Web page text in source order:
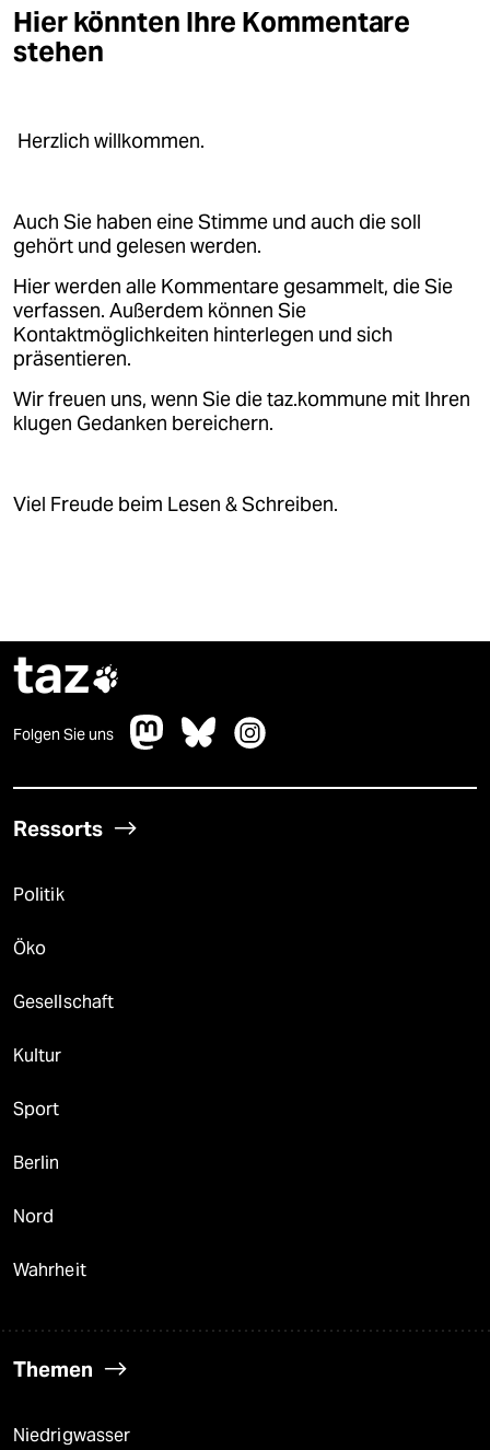
Hier könnten Ihre Kommentare
stehen
Herzlich willkommen.
Auch Sie haben eine Stimme und auch die soll
gehört und gelesen werden.
Hier werden alle Kommentare gesammelt, die Sie
verfassen. Außerdem können Sie
Kontaktmöglichkeiten hinterlegen und sich
präsentieren.
Wir freuen uns, wenn Sie die taz.kommune mit Ihren
klugen Gedanken bereichern.
Viel Freude beim Lesen & Schreiben.
taz
Folgen Sie uns
Ressorts
Politik
Öko
Gesellschaft
Kultur
Sport
Berlin
Nord
Wahrheit
Themen
Niedrigwasser